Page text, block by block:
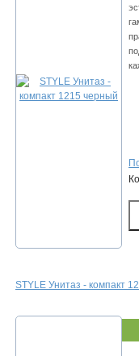
STYLE Унитаз - компакт